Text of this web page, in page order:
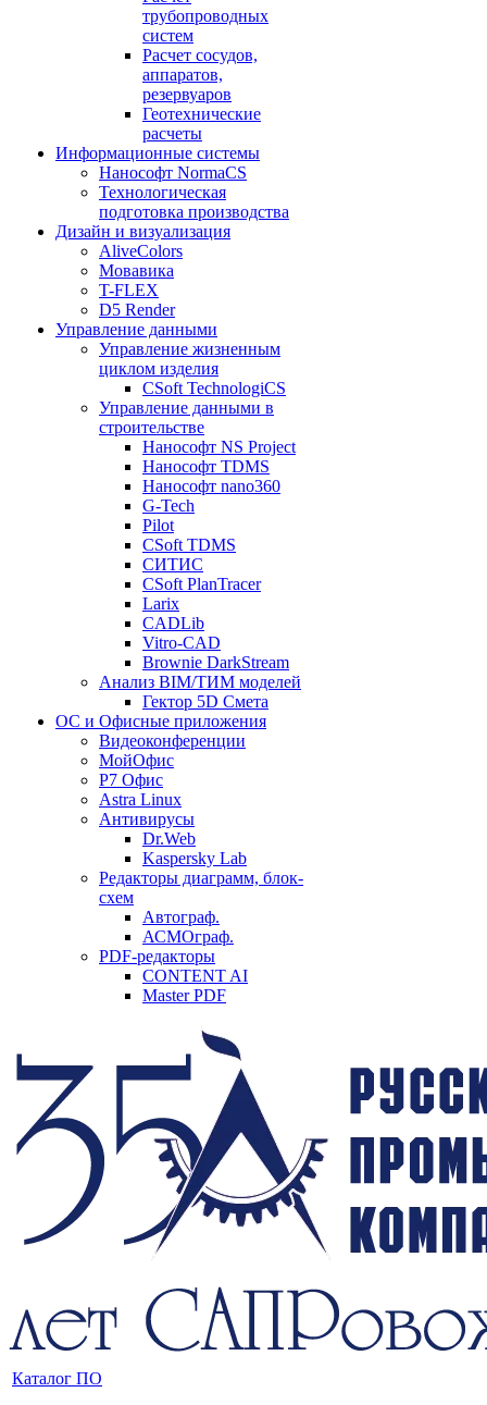
трубопроводных
систем
Расчет сосудов,
аппаратов,
резервуаров
Геотехнические
расчеты
Информационные системы
Нанософт NormaCS
Технологическая
подготовка производства
Дизайн и визуализация
AliveColors
Мовавика
T-FLEX
D5 Render
Управление данными
Управление жизненным
циклом изделия
CSoft TechnologiCS
Управление данными в
строительстве
Нанософт NS Project
Нанософт TDMS
Нанософт nano360
G-Tech
Pilot
CSoft TDMS
СИТИС
CSoft PlanTracer
Larix
CADLib
Vitro-CAD
Brownie DarkStream
Анализ BIM/ТИМ моделей
Гектор 5D Смета
ОС и Офисные приложения
Видеоконференции
МойОфис
P7 Офис
Astra Linux
Антивирусы
Dr.Web
Kaspersky Lab
Редакторы диаграмм, блок-
схем
Автограф.
АСМОграф.
PDF-редакторы
CONTENT AI
Master PDF
Каталог ПО